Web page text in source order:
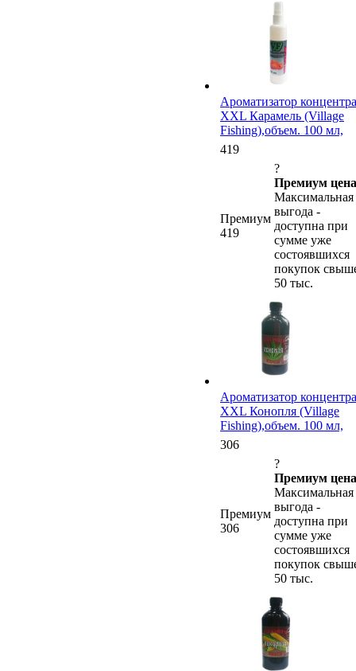
Ароматизатор
XXL Карамель (Village
Fishing),объем. 100 мл,
419
Премиум
419
?
Премиум
Максимальная
выгода -
доступна при
сумме уже
состоявшихся
покупок
50 тыс.
Ароматизатор
XXL Конопля (Village
Fishing),объем. 100 мл,
306
Премиум
306
?
Премиум
Максимальная
выгода -
доступна при
сумме уже
состоявшихся
покупок
50 тыс.